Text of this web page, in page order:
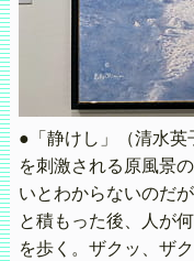
●「静けし」（清水英
を刺激される原風景
いとわからないのだ
と積もった後、人が
を歩く。ザクッ、ザ